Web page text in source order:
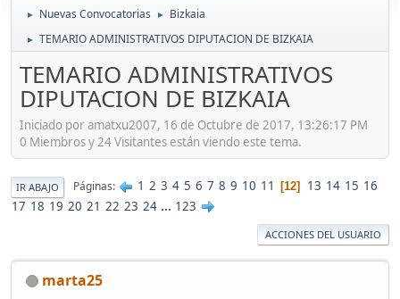
► Nuevas Convocatorias ► Bizkaia
► TEMARIO ADMINISTRATIVOS DIPUTACION DE BIZKAIA
TEMARIO ADMINISTRATIVOS
DIPUTACION DE BIZKAIA
Iniciado por amatxu2007, 16 de Octubre de 2017, 13:26:17 PM
0 Miembros y 24 Visitantes están viendo este tema.
IR ABAJO Páginas 1 2 3 4 5 6 7 8 9 10 11 12 13 14 15 16
17 18 19 20 21 22 23 24 ... 123
ACCIONES DEL USUARIO
marta25